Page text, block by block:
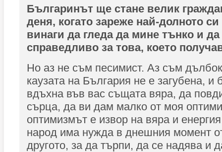
Българинът ще стане велик
деня, когато зареже най-долното си
винаги да гледа да мине тънко и
справедливо за това, което
Но аз не съм песимист. Аз съм
каузата на България не е загубена, и
вдъхна във вас същата вяра, да
сърца, да ви дам малко от моя
оптимизмът е извор на вяра и
народ има нужда в днешния момент
другото, за да търпи, да се надява и